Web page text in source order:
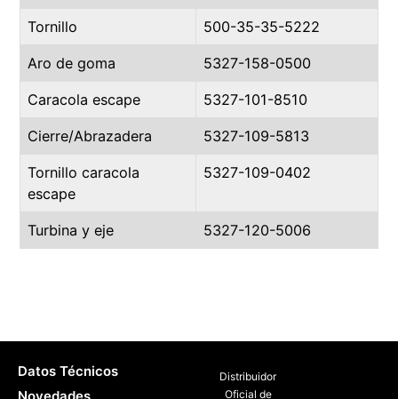
Tornillo 500-35-35-5222
Aro de goma 5327-158-0500
Caracola escape 5327-101-8510
Cierre/Abrazadera 5327-109-5813
Tornillo caracola
escape
5327-109-0402
Turbina y eje 5327-120-5006
Distribuidor
Oficial de
Datos Técnicos